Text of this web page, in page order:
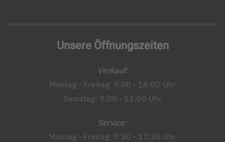
Unsere Öffnungszeiten
Verkauf:
Montag - Freitag: 9:00 - 18:00 Uhr
Samstag: 9:00 - 13:00 Uhr
Service:
Montag - Freitag: 7:30 - 17:30 Uhr